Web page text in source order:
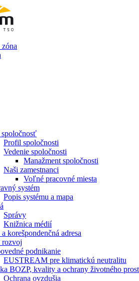
spoločnosť
Profil spoločnosti
Vedenie spoločnosti
Manažment spoločnosti
Naši zamestnanci
Voľné pracovné miesta
systém
Popis systému a mapa
Správy
Knižnica médií
korešpondenčná adresa
podnikanie
EUSTREAM pre klimatickú neutralitu
BOZP, kvality a ochrany životného
Ochrana ovzdušia